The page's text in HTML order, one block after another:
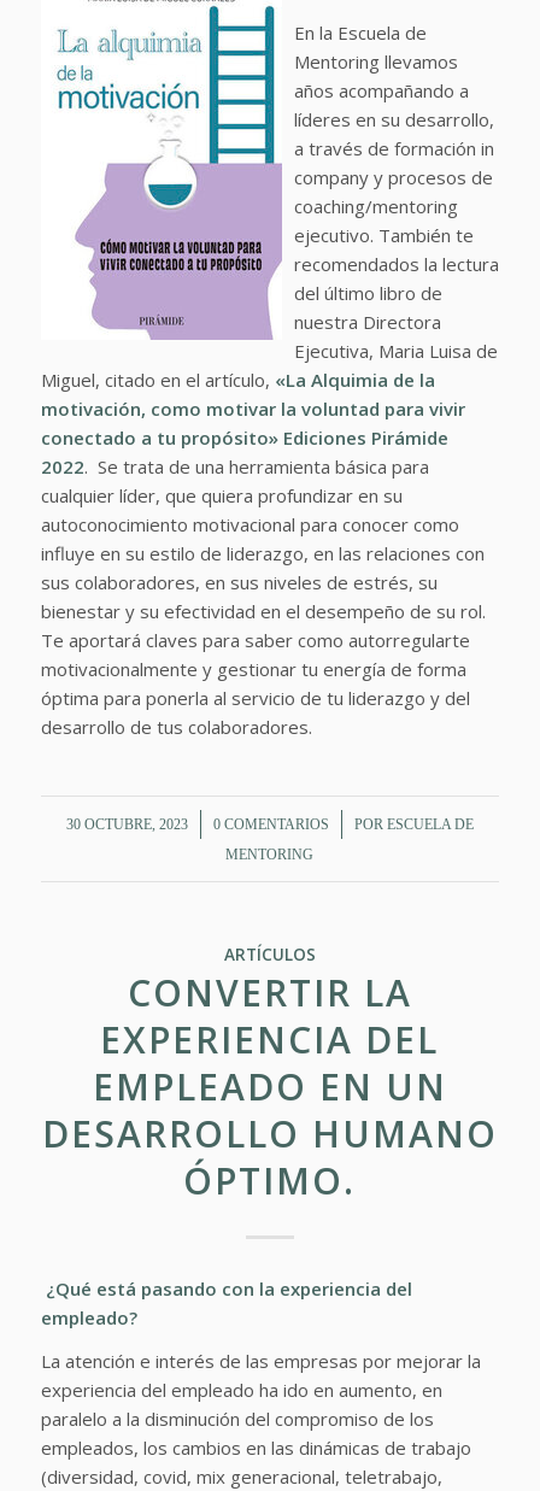
En la Escuela de
Mentoring llevamos
años acompañando a
líderes en su desarrollo,
a través de formación in
company y procesos de
coaching/mentoring
ejecutivo. También te
recomendados la lectura
del último libro de
nuestra Directora
Ejecutiva, Maria Luisa de
Miguel, citado en el artículo, «La Alquimia de la
motivación, como motivar la voluntad para vivir
conectado a tu propósito» Ediciones Pirámide
2022. Se trata de una herramienta básica para
cualquier líder, que quiera profundizar en su
autoconocimiento motivacional para conocer como
influye en su estilo de liderazgo, en las relaciones con
sus colaboradores, en sus niveles de estrés, su
bienestar y su efectividad en el desempeño de su rol.
Te aportará claves para saber como autorregularte
motivacionalmente y gestionar tu energía de forma
óptima para ponerla al servicio de tu liderazgo y del
desarrollo de tus colaboradores.
30 OCTUBRE, 2023
/ 0 COMENTARIOS
/ POR ESCUELA DE
MENTORING
ARTÍCULOS
CONVERTIR LA
EXPERIENCIA DEL
EMPLEADO EN UN
DESARROLLO HUMANO
ÓPTIMO.
¿Qué está pasando con la experiencia del
empleado?
La atención e interés de las empresas por mejorar la
experiencia del empleado ha ido en aumento, en
paralelo a la disminución del compromiso de los
empleados, los cambios en las dinámicas de trabajo
(diversidad, covid, mix generacional, teletrabajo,